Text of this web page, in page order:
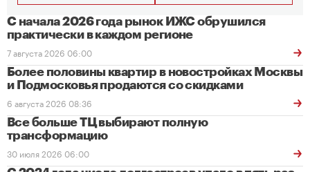
С начала 2026 года рынок ИЖС обрушился
практически в каждом регионе
7 августа 2026 06:00
Более половины квартир в новостройках Москвы
и Подмосковья продаются со скидками
6 августа 2026 08:36
Все больше ТЦ выбирают полную
трансформацию
30 июля 2026 06:00